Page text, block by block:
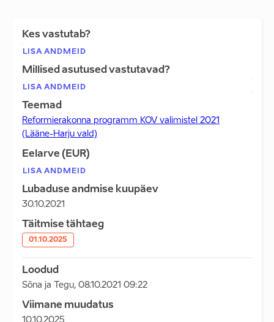
Kes vastutab?
LISA ANDMEID
Millised asutused vastutavad?
LISA ANDMEID
Teemad
Reformierakonna programm KOV valimistel 2021
(Lääne-Harju vald)
Eelarve (EUR)
LISA ANDMEID
Lubaduse andmise kuupäev
30.10.2021
Täitmise tähtaeg
01.10.2025
Loodud
Sõna ja Tegu, 08.10.2021 09:22
Viimane muudatus
10.10.2025